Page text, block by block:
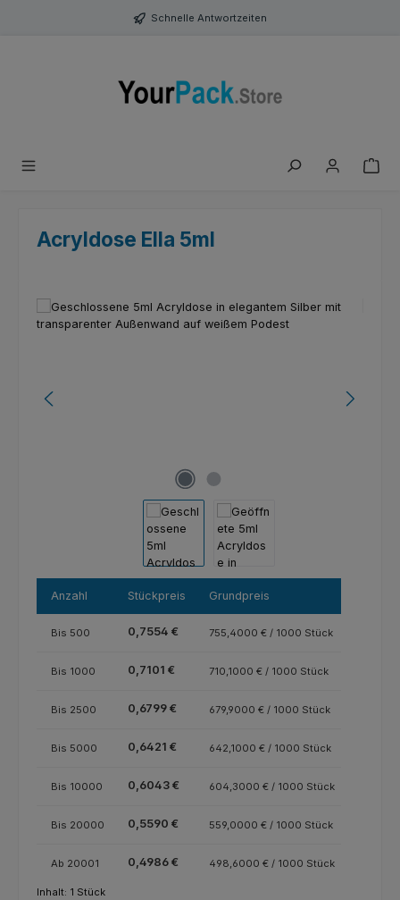
Zum Hauptinhalt springen Schnelle Antwortzeiten
Acryldose Ella 5ml
Anzahl Stückpreis Grundpreis
Bis 500 0,7554 € 755,4000 € / 1000 Stück
Bis 1000 0,7101 € 710,1000 € / 1000 Stück
Bis 2500 0,6799 € 679,9000 € / 1000 Stück
Bis 5000 0,6421 € 642,1000 € / 1000 Stück
Bis 10000 0,6043 € 604,3000 € / 1000 Stück
Bis 20000 0,5590 € 559,0000 € / 1000 Stück
Ab 20001 0,4986 € 498,6000 € / 1000 Stück
Inhalt: 1 Stück